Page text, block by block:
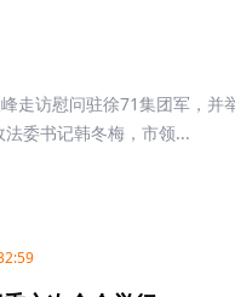
走访慰问驻徐71集团军，并
委书记韩冬梅，市领...